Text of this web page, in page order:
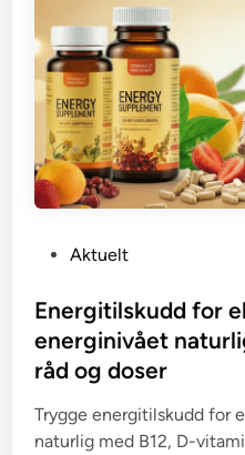
s
t
i
n
Aktuelt
Energitilskudd for
energinivået
råd og doser
Trygge energitilskudd for
naturlig med B12, D-